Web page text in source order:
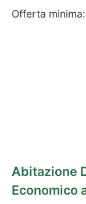
Offerta
Abitazione
Economico